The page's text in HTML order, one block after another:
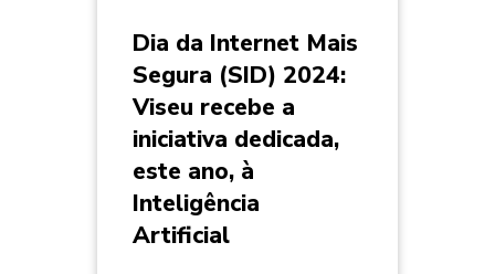
Dia da Internet Mais
Segura (SID) 2024:
Viseu recebe a
iniciativa dedicada,
este ano, à
Inteligência
Artificial